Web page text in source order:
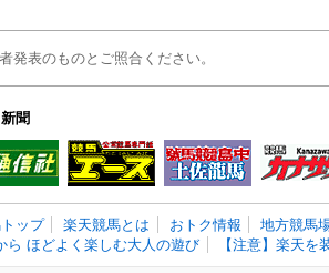
発表のものとご照合ください。
聞
ップ 楽天競馬とは おトク情報 地方競馬
ら ほどよく楽しむ大人の遊び
【注意】楽天